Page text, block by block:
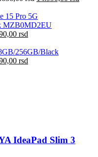
15 Pro 5G
MZB0MD2EU
rsd
256GB/Black
rsd
IdeaPad Slim 3